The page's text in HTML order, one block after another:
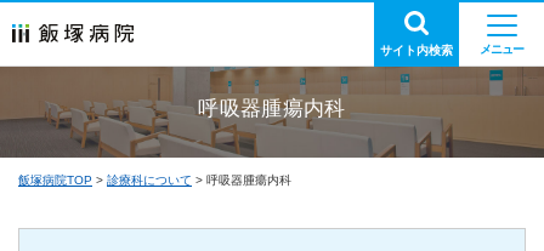
サイト内検索
呼吸器腫瘍内科
飯塚病院TOP 診療科について 呼吸器腫瘍内科